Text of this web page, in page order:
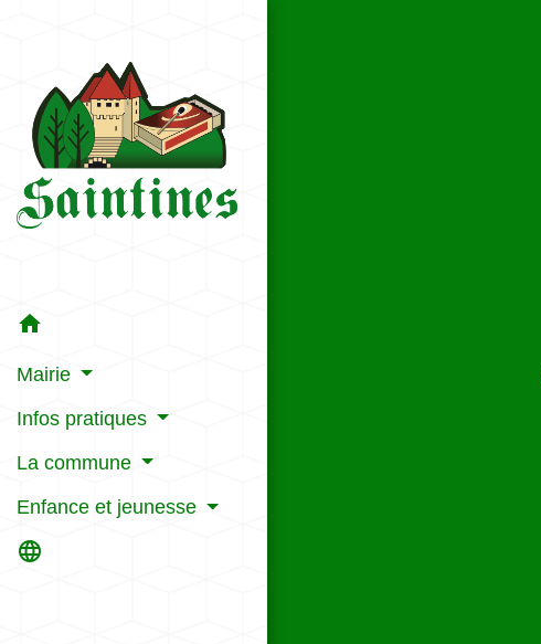
home
Mairie
Infos pratiques
La commune
Enfance et jeunesse
language